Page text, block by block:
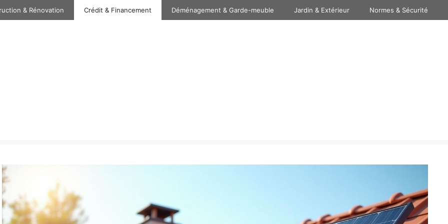
& Rénovation Crédit & Financement Déménagement & Garde-meuble Jardin & Extérieur Normes & Sécurité